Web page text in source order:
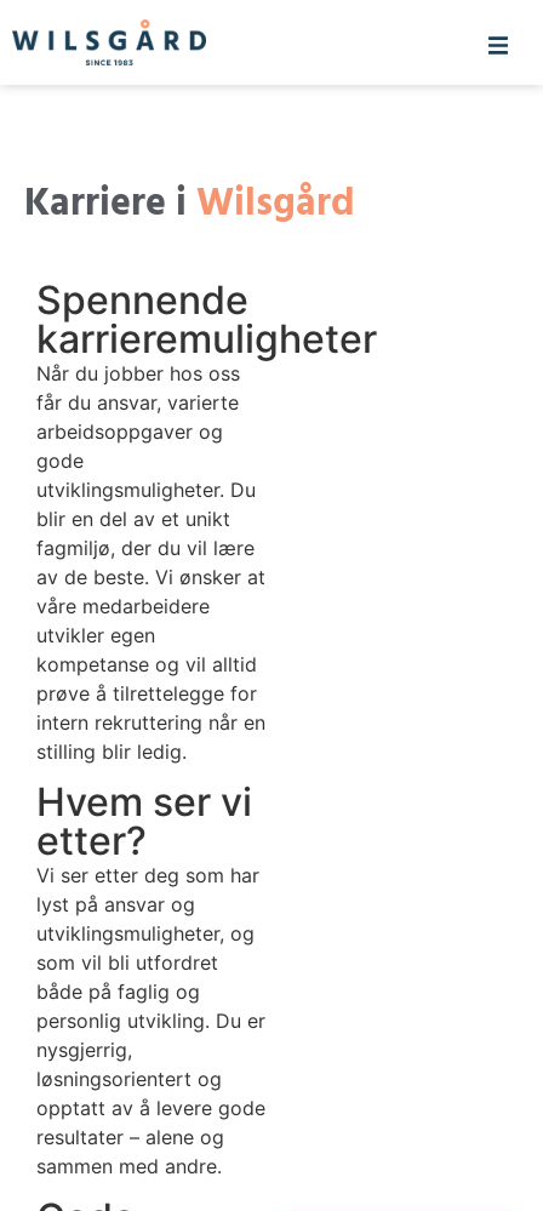
Karriere iWilsgård
Spennende
karrieremuligheter
Når du jobber hos oss
får du ansvar, varierte
arbeidsoppgaver og
gode
utviklingsmuligheter. Du
blir en del av et unikt
fagmiljø, der du vil lære
av de beste. Vi ønsker at
våre medarbeidere
utvikler egen
kompetanse og vil alltid
prøve å tilrettelegge for
intern rekruttering når en
stilling blir ledig.
Hvem ser vi
etter?
Vi ser etter deg som har
lyst på ansvar og
utviklingsmuligheter, og
som vil bli utfordret
både på faglig og
personlig utvikling. Du er
nysgjerrig,
løsningsorientert og
opptatt av å levere gode
resultater – alene og
sammen med andre.